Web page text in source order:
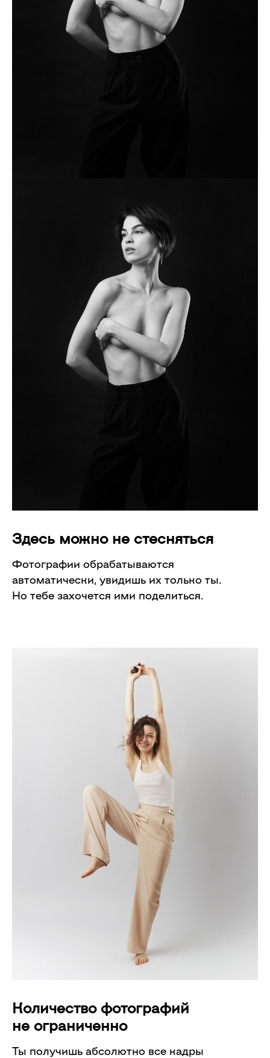
Здесь можно не стесняться
Фотографии обрабатываются
автоматически, увидишь их только ты.
Но тебе захочется ими поделиться.
Количество фотографий
не ограниченно
Ты получишь абсолютно все кадры